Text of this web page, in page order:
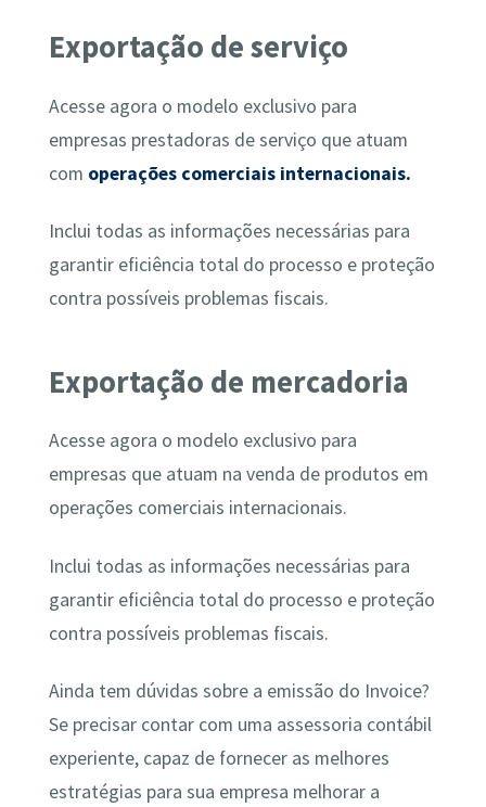
Exportação de serviço
Acesse agora o modelo exclusivo para
empresas prestadoras de serviço que atuam
com operações comerciais internacionais.
Inclui todas as informações necessárias para
garantir eficiência total do processo e proteção
contra possíveis problemas fiscais.
Exportação de mercadoria
Acesse agora o modelo exclusivo para
empresas que atuam na venda de produtos em
operações comerciais internacionais.
Inclui todas as informações necessárias para
garantir eficiência total do processo e proteção
contra possíveis problemas fiscais.
Ainda tem dúvidas sobre a emissão do Invoice?
Se precisar contar com uma assessoria contábil
experiente, capaz de fornecer as melhores
estratégias para sua empresa melhorar a